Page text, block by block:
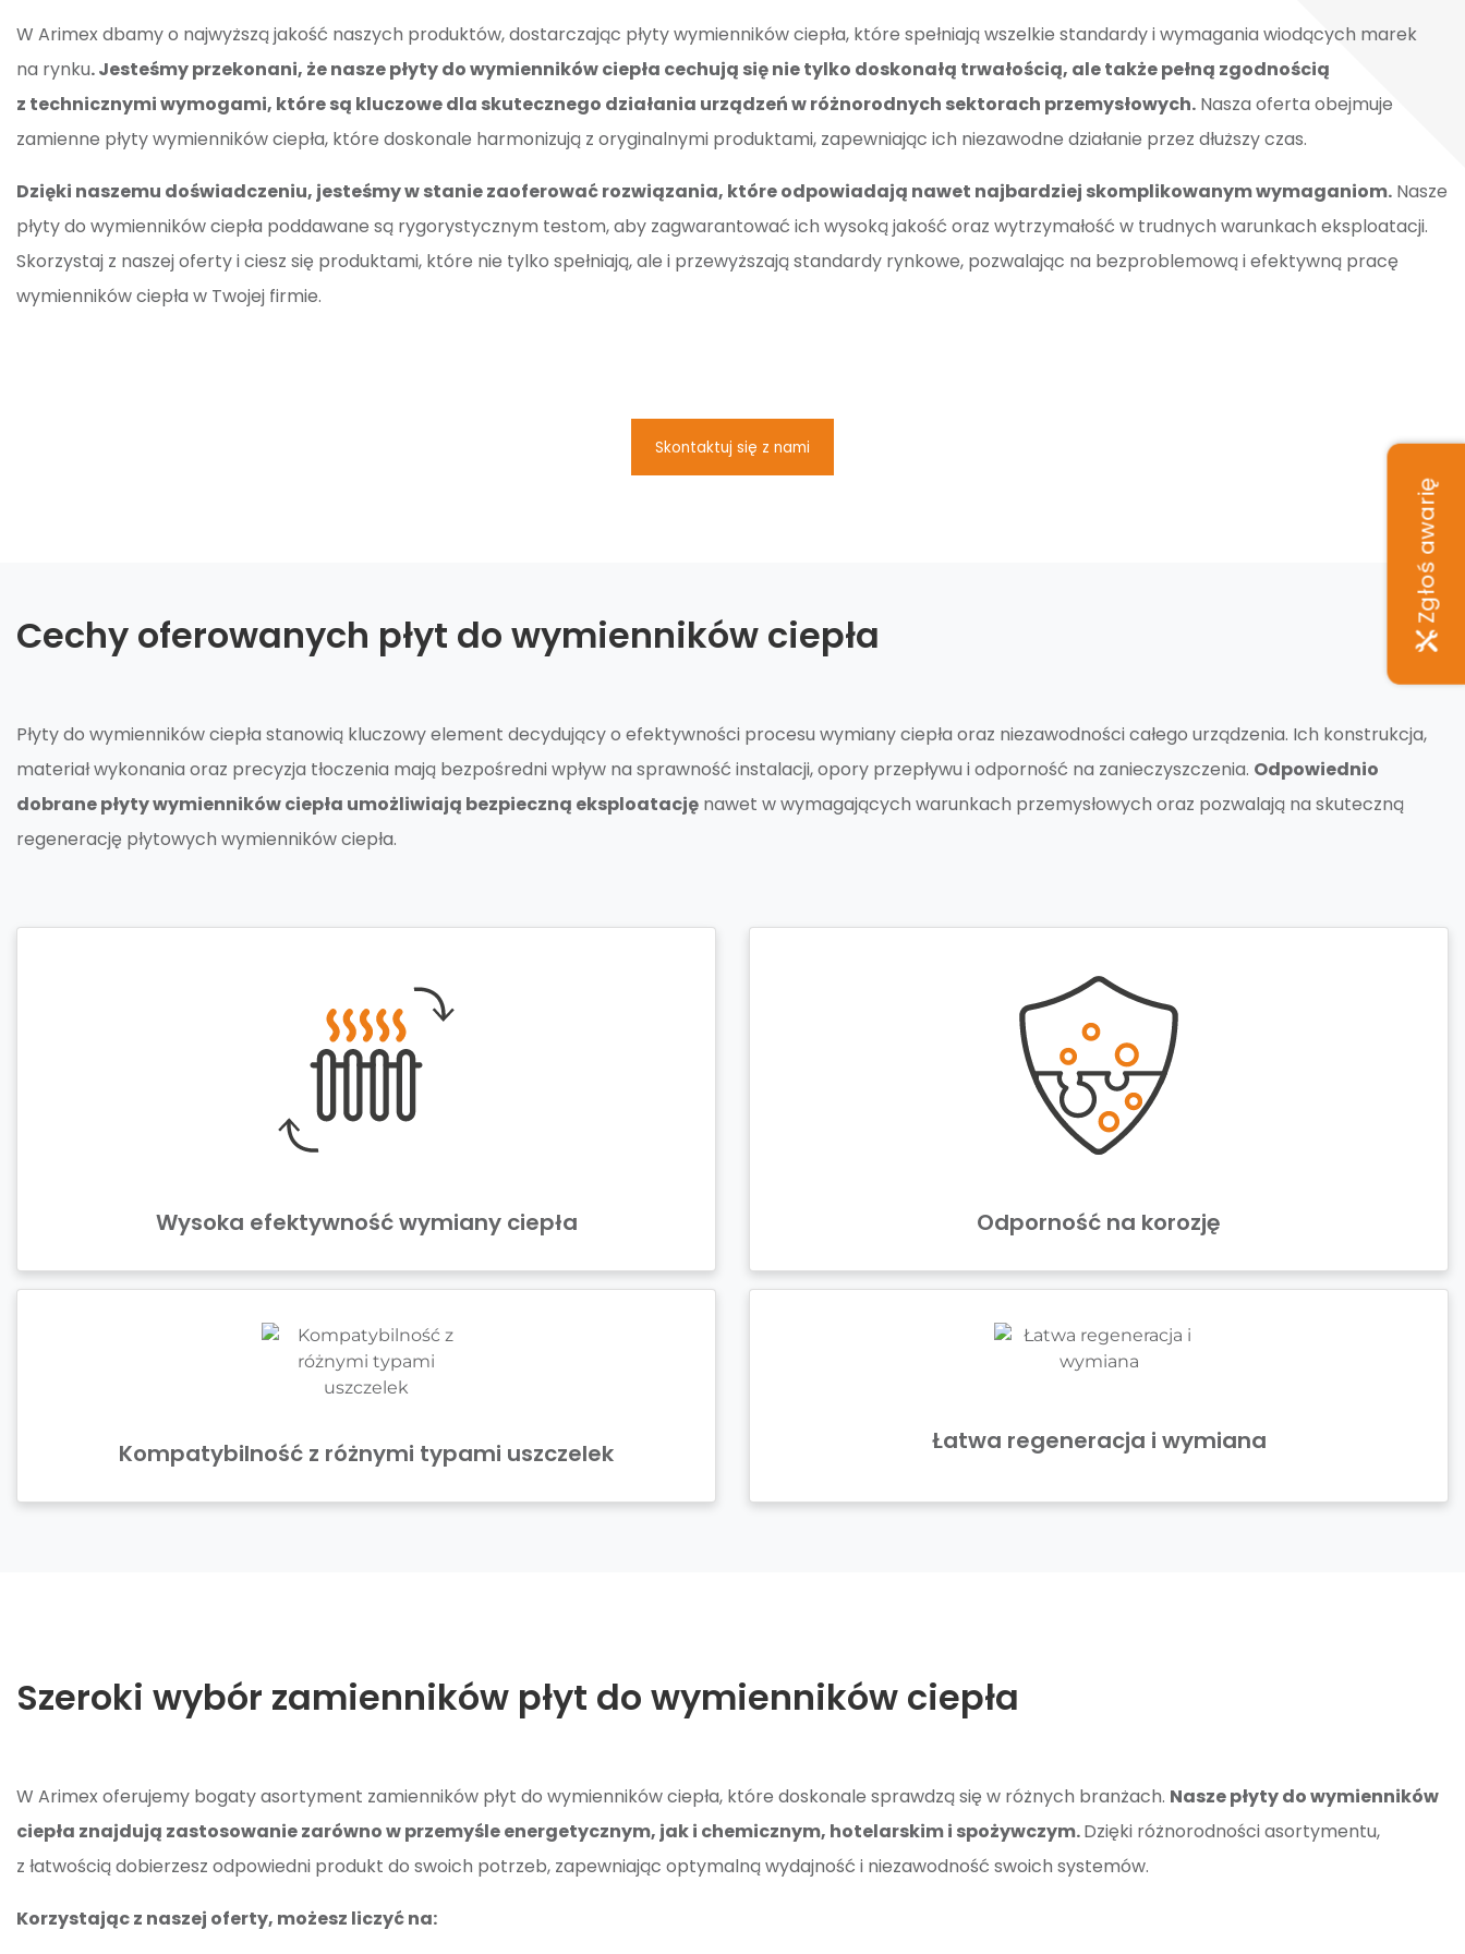
W Arimex dbamy o najwyższą jakość naszych produktów, dostarczając płyty wymienników ciepła, które spełniają wszelkie standardy i wymagania wiodących marek
na rynku. Jesteśmy przekonani, że nasze płyty do wymienników ciepła cechują się nie tylko doskonałą trwałością, ale także pełną zgodnością
z technicznymi wymogami, które są kluczowe dla skutecznego działania urządzeń w różnorodnych sektorach przemysłowych. Nasza oferta obejmuje
zamienne płyty wymienników ciepła, które doskonale harmonizują z oryginalnymi produktami, zapewniając ich niezawodne działanie przez dłuższy czas.
Dzięki naszemu doświadczeniu, jesteśmy w stanie zaoferować rozwiązania, które odpowiadają nawet najbardziej skomplikowanym wymaganiom. Nasze
płyty do wymienników ciepła poddawane są rygorystycznym testom, aby zagwarantować ich wysoką jakość oraz wytrzymałość w trudnych warunkach eksploatacji.
Skorzystaj z naszej oferty i ciesz się produktami, które nie tylko spełniają, ale i przewyższają standardy rynkowe, pozwalając na bezproblemową i efektywną pracę
wymienników ciepła w Twojej firmie.
Skontaktuj się z nami
Cechy oferowanych płyt do wymienników ciepła
Płyty do wymienników ciepła stanowią kluczowy element decydujący o efektywności procesu wymiany ciepła oraz niezawodności całego urządzenia. Ich konstrukcja,
materiał wykonania oraz precyzja tłoczenia mają bezpośredni wpływ na sprawność instalacji, opory przepływu i odporność na zanieczyszczenia. Odpowiednio
dobrane płyty wymienników ciepła umożliwiają bezpieczną eksploatację nawet w wymagających warunkach przemysłowych oraz pozwalają na skuteczną
regenerację płytowych wymienników ciepła.
Wysoka efektywność wymiany ciepła Odporność na korozję
Kompatybilność z różnymi typami uszczelek Łatwa regeneracja i wymiana
Szeroki wybór zamienników płyt do wymienników ciepła
W Arimex oferujemy bogaty asortyment zamienników płyt do wymienników ciepła, które doskonale sprawdzą się w różnych branżach. Nasze płyty do wymienników
ciepła znajdują zastosowanie zarówno w przemyśle energetycznym, jak i chemicznym, hotelarskim i spożywczym.Dzięki różnorodności asortymentu,
z łatwością dobierzesz odpowiedni produkt do swoich potrzeb, zapewniając optymalną wydajność i niezawodność swoich systemów.
Korzystając z naszej oferty, możesz liczyć na:
Zgłoś awarię